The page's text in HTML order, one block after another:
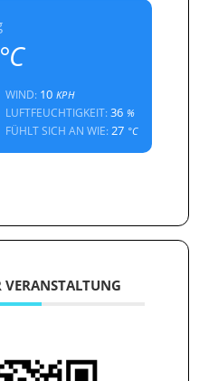
°C
WIND: 10 KPH
LUFTFEUCHTIGKEIT:36 %
FÜHLT SICH AN WIE:27 °C
VERANSTALTUNG